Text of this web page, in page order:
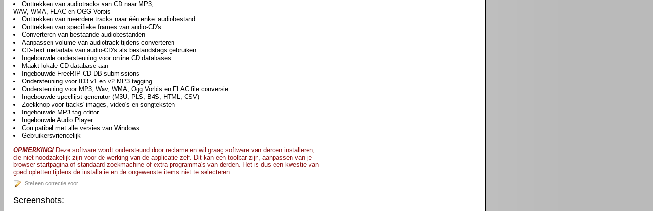
Onttrekken van audiotracks van CD naar MP3,
WAV, WMA, FLAC en OGG Vorbis
Onttrekken van meerdere tracks naar één enkel audiobestand
Onttrekken van specifieke frames van audio-CD's
Converteren van bestaande audiobestanden
Aanpassen volume van audiotrack tijdens converteren
CD-Text metadata van audio-CD's als bestandstags gebruiken
Ingebouwde ondersteuning voor online CD databases
Maakt lokale CD database aan
Ingebouwde FreeRIP CD DB submissions
Ondersteuning voor ID3 v1 en v2 MP3 tagging
Ondersteuning voor MP3, Wav, WMA, Ogg Vorbis en FLAC file conversie
Ingebouwde speellijst generator (M3U, PLS, B4S, HTML, CSV)
Zoekknop voor tracks' images, video's en songteksten
Ingebouwde MP3 tag editor
Ingebouwde Audio Player
Compatibel met alle versies van Windows
Gebruikersvriendelijk
OPMERKING! Deze software wordt ondersteund door reclame en wil graag software van derden installeren,
die niet noodzakelijk zijn voor de werking van de applicatie zelf. Dit kan een toolbar zijn, aanpassen van je
browser startpagina of standaard zoekmachine of extra programma's van derden. Het is dus een kwestie van
goed opletten tijdens de installatie en de ongewenste items niet te selecteren.
Stel een correctie voor
Screenshots: